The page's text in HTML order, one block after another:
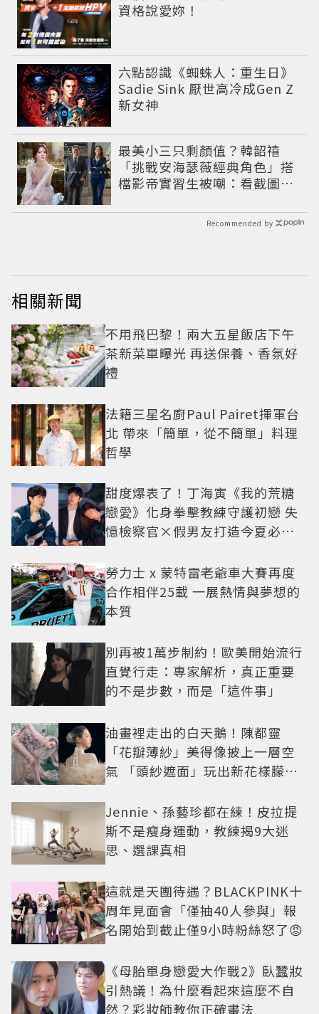
資格說愛妳！
六點認識《蜘蛛人：重生日》
Sadie Sink 厭世高冷成Gen Z
新女神
最美小三只剩顏值？韓韶禧
「挑戰安海瑟薇經典角色」搭
檔影帝實習生被嘲：看截圖就
Recommended by
相關新聞
不用飛巴黎！兩大五星飯店下午
茶新菜單曝光 再送保養、香氛好
禮
法籍三星名廚Paul Pairet揮軍台
北 帶來「簡單，從不簡單」料理
哲學
甜度爆表了！丁海寅《我的荒糖
戀愛》化身拳擊教練守護初戀 失
憶檢察官×假男友打造今夏必看
勞力士 x 蒙特雷老爺車大賽再度
合作相伴25載 一展熱情與夢想的
本質
別再被1萬步制約！歐美開始流行
直覺行走：專家解析，真正重要
的不是步數，而是「這件事」
油畫裡走出的白天鵝！陳都靈
「花瓣薄紗」美得像披上一層空
氣 「頭紗遮面」玩出新花樣朦朧
Jennie、孫藝珍都在練！皮拉提
斯不是瘦身運動，教練揭9大迷
思、選課真相
這就是天團待遇？BLACKPINK十
周年見面會「僅抽40人參與」報
名開始到截止僅9小時粉絲怒了😡
《母胎單身戀愛大作戰2》臥蠶妝
引熱議！為什麼看起來這麼不自
然？彩妝師教你正確畫法